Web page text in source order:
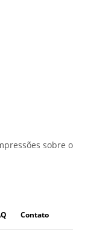
sobre o
Contato